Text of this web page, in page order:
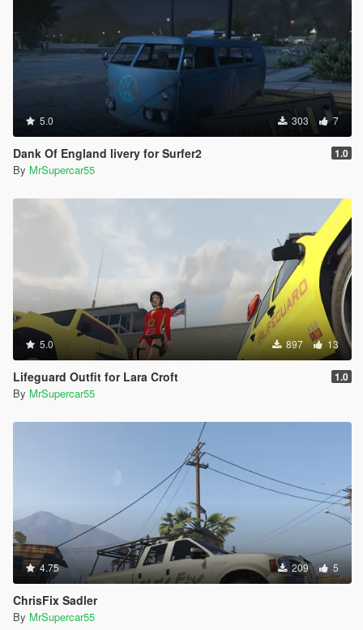
5.0 303 7
Dank Of England livery for Surfer2 1.0
By MrSupercar55
5.0 897 13
Lifeguard Outfit for Lara Croft 1.0
By MrSupercar55
4.75 209 5
ChrisFix Sadler
By MrSupercar55